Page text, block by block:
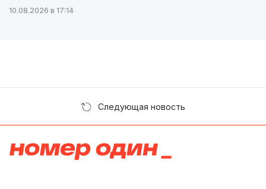
10.08.2026 в 17:14
Следующая новость